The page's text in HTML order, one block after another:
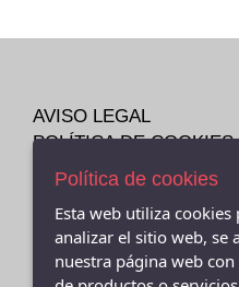
AVISO LEGAL
POLÍTICA DE COOKIES
ENVÍOS Y
Política de cookies
Esta web utiliza
analizar el sitio web, se
nuestra página web